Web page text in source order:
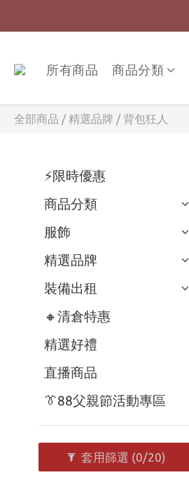
所有商品 商品分類
全部商品 / 精選品牌 / 背包狂人
⚡限時優惠
商品分類
服飾
精選品牌
裝備出租
🔸清倉特惠
精選好禮
直播商品
👔88父親節活動專區
套用篩選 (0/20)